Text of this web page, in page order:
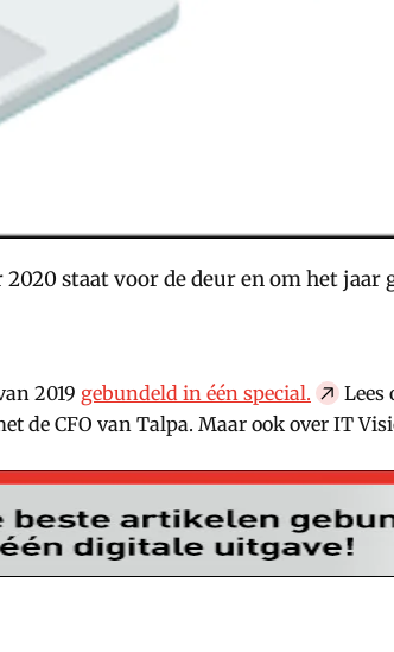
staat voor de deur en om het
2019 gebundeld in één special.
Lees
de CFO van Talpa. Maar ook over IT